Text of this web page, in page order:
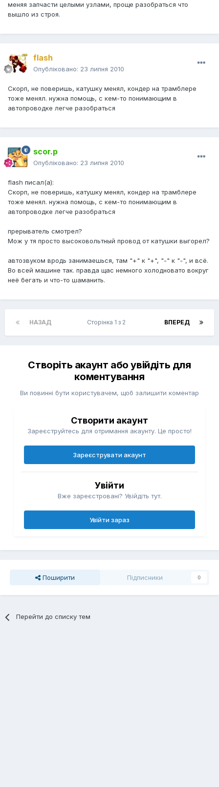
меняя запчасти целыми узлами, проще разобраться что
вышло из строя.
flash
Опубліковано: 23 липня 2010
Скорп, не поверишь, катушку менял, кондер на трамблере
тоже менял. нужна помощь, с кем-то понимающим в
автопроводке легче разобраться
scor.p
Опубліковано: 23 липня 2010
flash писал(а):
Скорп, не поверишь, катушку менял, кондер на трамблере
тоже менял. нужна помощь, с кем-то понимающим в
автопроводке легче разобраться
прерыватель смотрел?
Мож у тя просто высоковольтный провод от катушки выгорел?
автозвуком вродь занимаешься, там "+" к "+", "-" к "-", и всё.
Во всей машине так. правда щас немного холодновато вокруг
неё бегать и что-то шаманить.
НАЗАД ВПЕРЕД
Сторінка 1 з 2
Створіть акаунт або увійдіть для
коментування
Ви повинні бути користувачем, щоб залишити коментар
Створити акаунт
Зареєструйтесь для отримання акаунту. Це просто!
Зареєструвати акаунт
Увійти
Вже зареєстровані? Увійдіть тут.
Увійти зараз
Поширити Підписники 0
Перейти до списку тем